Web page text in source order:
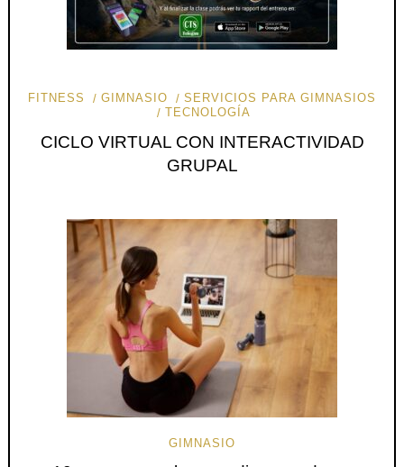
FITNESS GIMNASIO
SERVICIOS PARA GIMNASIOS
TECNOLOGÍA
CICLO VIRTUAL CON INTERACTIVIDAD
GRUPAL
GIMNASIO